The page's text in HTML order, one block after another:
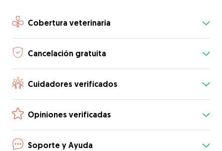
Cobertura veterinaria
Cancelación gratuita
Cuidadores verificados
Opiniones verificadas
Soporte y Ayuda